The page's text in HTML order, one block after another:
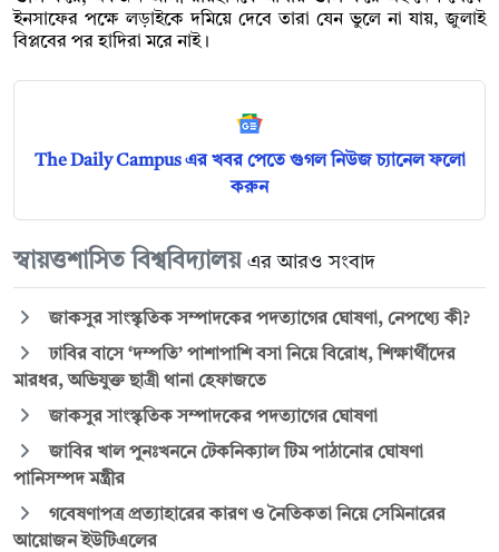
ইনসাফের পক্ষে লড়াইকে দমিয়ে দেবে তারা যেন ভুলে না যায়, জুলাই
বিপ্লবের পর হাদিরা মরে নাই।
The Daily Campus এর খবর পেতে গুগল নিউজ চ্যানেল ফলো
করুন
স্বায়ত্তশাসিত বিশ্ববিদ্যালয় এর আরও সংবাদ
জাকসুর সাংস্কৃতিক সম্পাদকের পদত্যাগের ঘোষণা, নেপথ্যে কী?
ঢাবির বাসে ‘দম্পতি’ পাশাপাশি বসা নিয়ে বিরোধ, শিক্ষার্থীদের
মারধর, অভিযুক্ত ছাত্রী থানা হেফাজতে
জাকসুর সাংস্কৃতিক সম্পাদকের পদত্যাগের ঘোষণা
জাবির খাল পুনঃখননে টেকনিক্যাল টিম পাঠানোর ঘোষণা
পানিসম্পদ মন্ত্রীর
গবেষণাপত্র প্রত্যাহারের কারণ ও নৈতিকতা নিয়ে সেমিনারের
আয়োজন ইউটিএলের